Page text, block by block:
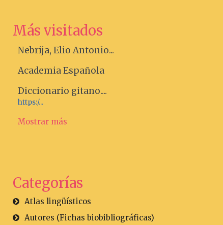
Más visitados
Nebrija, Elio Antonio...
Academia Española
Diccionario gitano....
https:/...
Mostrar más
Categorías
Atlas lingüísticos
Autores (Fichas biobibliográficas)